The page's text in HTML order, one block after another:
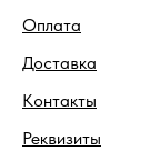
Оплата
Доставка
Контакты
Реквизиты